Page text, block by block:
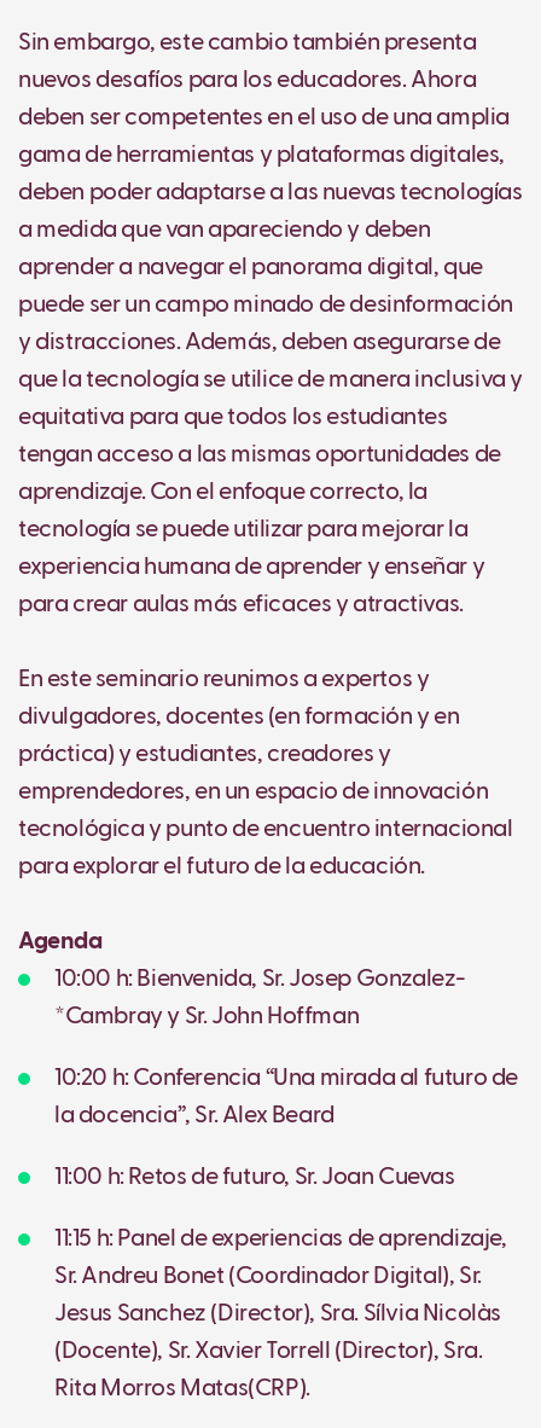
Sin embargo, este cambio también presenta
nuevos desafíos para los educadores. Ahora
deben ser competentes en el uso de una amplia
gama de herramientas y plataformas digitales,
deben poder adaptarse a las nuevas tecnologías
a medida que van apareciendo y deben
aprender a navegar el panorama digital, que
puede ser un campo minado de desinformación
y distracciones. Además, deben asegurarse de
que la tecnología se utilice de manera inclusiva y
equitativa para que todos los estudiantes
tengan acceso a las mismas oportunidades de
aprendizaje. Con el enfoque correcto, la
tecnología se puede utilizar para mejorar la
experiencia humana de aprender y enseñar y
para crear aulas más eficaces y atractivas.
En este seminario reunimos a expertos y
divulgadores, docentes (en formación y en
práctica) y estudiantes, creadores y
emprendedores, en un espacio de innovación
tecnológica y punto de encuentro internacional
para explorar el futuro de la educación.
Agenda
10:00 h: Bienvenida, Sr. Josep Gonzalez-
*Cambray y Sr. John Hoffman
10:20 h: Conferencia “Una mirada al futuro de
la docencia”, Sr. Alex Beard
11:00 h: Retos de futuro, Sr. Joan Cuevas
11:15 h: Panel de experiencias de aprendizaje,
Sr. Andreu Bonet (Coordinador Digital), Sr.
Jesus Sanchez (Director), Sra. Sílvia Nicolàs
(Docente), Sr. Xavier Torrell (Director), Sra.
Rita Morros Matas(CRP).